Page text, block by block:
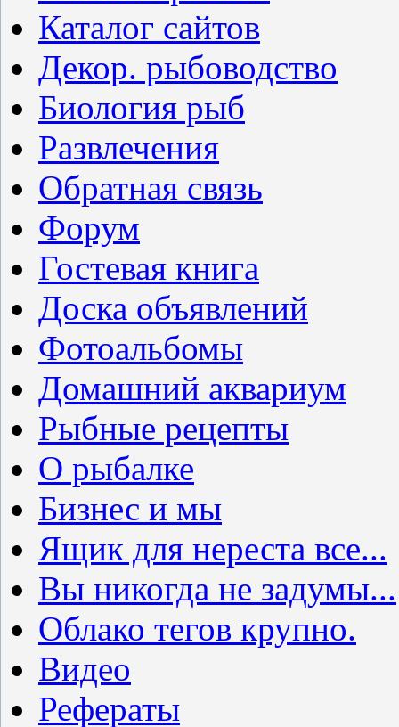
Каталог сайтов
Декор. рыбоводство
Биология рыб
Развлечения
Обратная связь
Форум
Гостевая книга
Доска объявлений
Фотоальбомы
Домашний аквариум
Рыбные рецепты
О рыбалке
Бизнес и мы
Ящик для нереста все...
Вы никогда не задумы...
Облако тегов крупно.
Видео
Рефераты